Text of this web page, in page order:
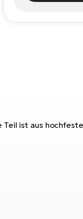
Teil ist aus